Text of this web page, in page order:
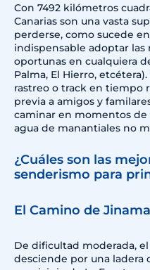
Con 7492 kilómetros
Canarias son una vasta
perderse, como sucede
indispensable adoptar
oportunas en cualquiera
Palma, El Hierro,
rastreo o track en tiempo
previa a amigos y
caminar en momentos de
agua de manantiales no
¿Cuáles son las
senderismo para
El Camino de Jinama
De dificultad moderada,
desciende por una ladera